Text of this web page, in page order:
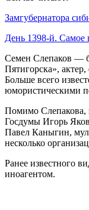
Замгубернатора
День 1398-й. Самое
Семен Слепаков —
Пятигорска»,
Больше всего
юмористическими
Помимо Слепакова,
Госдумы Игорь
Павел Каныгин,
несколько
Ранее известного
иноагентом.